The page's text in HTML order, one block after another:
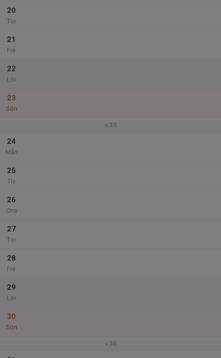
20
Tor
21
Fre
22
Lör
23
Sön
v.35
24
Mån
25
Tis
26
Ons
27
Tor
28
Fre
29
Lör
30
Sön
v.36